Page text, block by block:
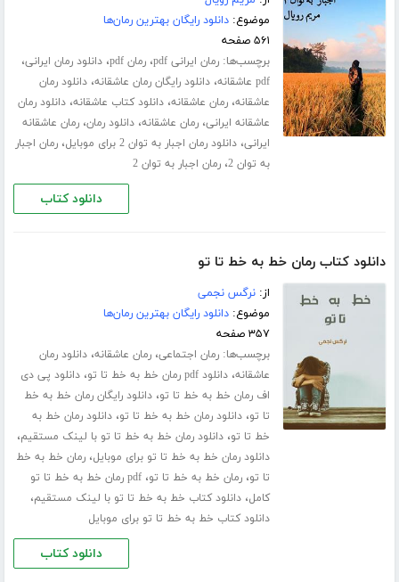
موضوع:دانلود رایگان بهترین رمان‌ها
۵۶۱ صفحه
برچسب‌ها:رمان ایرانی pdf ،رمان pdf ،دانلود رمان ایرانی،
pdf عاشقانه ،دانلود رایگان رمان عاشقانه،دانلود رمان
عاشقانه،رمان عاشقانه،دانلود کتاب عاشقانه،دانلود رمان
عاشقانه ایرانی،رمان عاشقانه،دانلود رمان،رمان عاشقانه
ایرانی،دانلود رمان اجبار به توان 2 برای موبایل ،رمان اجبار
به توان 2 ،رمان اجبار به توان 2
دانلود کتاب
دانلود کتاب رمان خط به خط تا تو
از:نرگس نجمی
موضوع:دانلود رایگان بهترین رمان‌ها
۳۵۷ صفحه
برچسب‌ها:رمان اجتماعی،رمان عاشقانه،دانلود رمان
عاشقانه،دانلود pdf رمان خط به خط تا تو ،دانلود پی دی
اف رمان خط به خط تا تو،دانلود رایگان رمان خط به خط
تا تو،دانلود رمان خط به خط تا تو،دانلود رمان خط به
خط تا تو،دانلود رمان خط به خط تا تو با لینک مستقیم،
دانلود رمان خط به خط تا تو برای موبایل،رمان خط به خط
تا تو،رمان خط به خط تا تو،
pdf رمان خط به خط تا تو
کامل،دانلود کتاب خط به خط تا تو با لینک مستقیم،
دانلود کتاب خط به خط تا تو برای موبایل
دانلود کتاب